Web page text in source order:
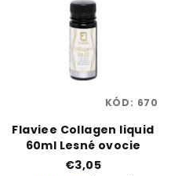
Flaviee Collagen liquid
60ml Lesné ovocie
€3,05
KÓD: 670